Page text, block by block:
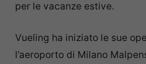
per le vacanze estive.
Vueling ha iniziato le sue
l’aeroporto di Milano